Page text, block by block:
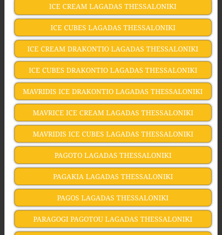
ICE CREAM LAGADAS THESSALONIKI
ICE CUBES LAGADAS THESSALONIKI
ICE CREAM DRAKONTIO LAGADAS THESSALONIKI
ICE CUBES DRAKONTIO LAGADAS THESSALONIKI
MAVRIDIS ICE DRAKONTIO LAGADAS THESSALONIKI
MAVRICE ICE CREAM LAGADAS THESSALONIKI
MAVRIDIS ICE CUBES LAGADAS THESSALONIKI
PAGOTO LAGADAS THESSALONIKI
PAGAKIA LAGADAS THESSALONIKI
PAGOS LAGADAS THESSALONIKI
PARAGOGI PAGOTOU LAGADAS THESSALONIKI